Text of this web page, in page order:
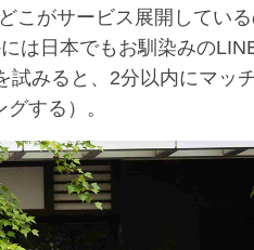
こがサービス展開してい
は日本でもお馴染みの
試みると、2分以内にマッ
する）。